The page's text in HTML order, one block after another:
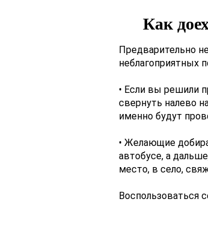
Как
Предварительно
неблагоприятных
• Если вы решили
свернуть налево
именно будут
• Желающие
автобусе, а
место, в село,
Воспользоваться